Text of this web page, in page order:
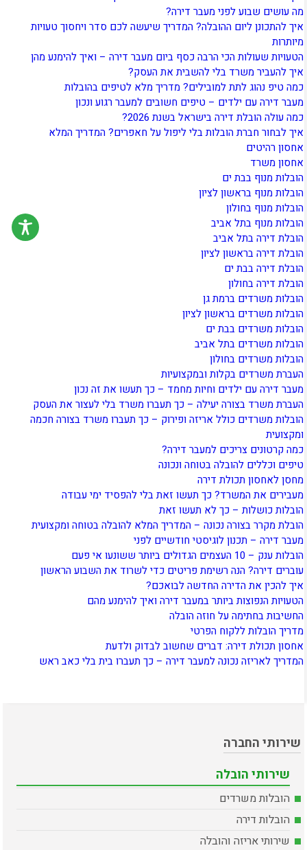
מה עושים שבוע לפני מעבר דירה?
איך להתכונן ליום ההובלה? המדריך שיעשה לכם סדר ויחסוך טעויות
מיותרות
הטעויות שעולות הכי הרבה כסף ביום מעבר דירה – ואיך להימנע מהן
איך להעביר משרד בלי להשבית את העסק?
כמה טיפ נהוג לתת למובילים? מדריך מלא לטיפים בהובלות
מעבר דירה עם ילדים – טיפים חשובים למעבר רגוע ונכון
כמה עולה הובלת דירה בישראל בשנת 2026?
איך לבחור חברת הובלות בלי ליפול על חאפרים? המדריך המלא
אחסון רהיטים
אחסון משרד
הובלות מנוף בבת ים
הובלות מנוף בראשון לציון
הובלות מנוף בחולון
הובלות מנוף בתל אביב
הובלת דירה בתל אביב
הובלת דירה בראשון לציון
הובלת דירה בבת ים
הובלת דירה בחולון
הובלות משרדים ברמת גן
הובלות משרדים בראשון לציון
הובלות משרדים בבת ים
הובלות משרדים בתל אביב
הובלות משרדים בחולון
העברת משרדים בקלות ובמקצועיות
מעבר דירה עם ילדים וחיות מחמד – כך תעשו את זה נכון
העברת משרד בצורה יעילה – כך תעברו משרד בלי לעצור את העסק
הובלות משרדים כולל אריזה ופירוק – כך תעברו משרד בצורה חכמה
ומקצועית
כמה קרטונים צריכים למעבר דירה?
טיפים וכללים להובלה בטוחה ונכונה
מחסן לאחסון תכולת דירה
מעבירים את המשרד? כך תעשו זאת בלי להפסיד ימי עבודה
הובלות כושלות – כך לא תעשו זאת
הובלת מקרר בצורה נכונה – המדריך המלא להובלה בטוחה ומקצועית
מעבר דירה – תכנון לוגיסטי חודשיים לפני
הובלות ענק – 10 העצמים הגדולים ביותר ששונעו אי פעם
עוברים דירה? הנה רשימת פריטים כדי לשרוד את השבוע הראשון
איך להכין את הדירה החדשה לבואכם?
הטעויות הנפוצות ביותר במעבר דירה ואיך להימנע מהם
החשיבות בחתימה על חוזה הובלה
מדריך הובלות ללקוח הפרטי
אחסון תכולת דירה: דברים שחשוב לבדוק ולדעת
המדריך לאריזה נכונה למעבר דירה – כך תעברו בית בלי כאב ראש
שירותי החברה
שירותי הובלה
הובלות משרדים
הובלות דירה
שירותי אריזה והובלה